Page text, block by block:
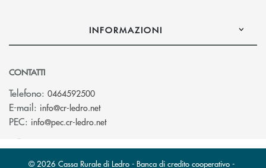
INFORMAZIONI
CONTATTI
Telefono: 0464592500
E-mail: info@cr-ledro.net(si apre l’app di posta elettronica)
PEC: info@pec.cr-ledro.net(si apre l’app di posta elettronica)
© 2026 Cassa Rurale di Ledro - Banca di credito cooperativo -